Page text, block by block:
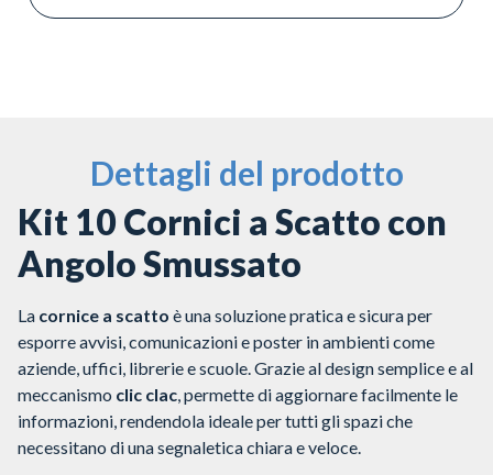
Dettagli del prodotto
Kit 10 Cornici a Scatto con
Angolo Smussato
La cornice a scatto è una soluzione pratica e sicura per
esporre avvisi, comunicazioni e poster in ambienti come
aziende, uffici, librerie e scuole. Grazie al design semplice e al
meccanismo clic clac , permette di aggiornare facilmente le
informazioni, rendendola ideale per tutti gli spazi che
necessitano di una segnaletica chiara e veloce.